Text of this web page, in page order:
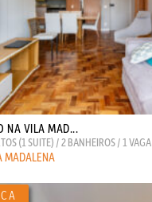
NA VILA MAD...
(1 SUITE) / 2 BANHEIROS / 1 VAGA
MADALENA